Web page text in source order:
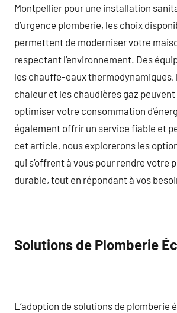
Montpellier pour une installation
d’urgence plomberie, les choix
permettent de moderniser votre
respectant l’environnement. Des
les chauffe-eaux thermodynamiques,
chaleur et les chaudières gaz
optimiser votre consommation
également offrir un service fiable et
cet article, nous explorerons les
qui s’offrent à vous pour rendre votre
durable, tout en répondant à vos
Solutions de Plomberie
L’adoption de solutions de plomberie